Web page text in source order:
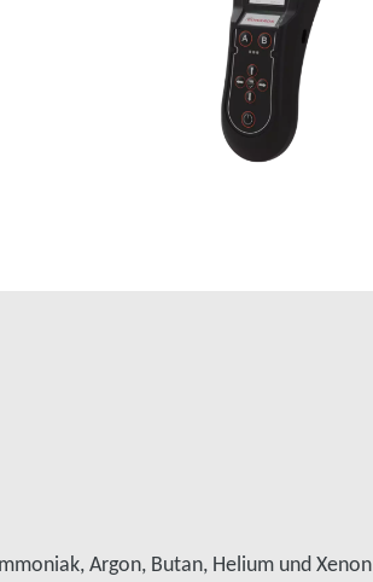
Argon, Butan, Helium und Xenon